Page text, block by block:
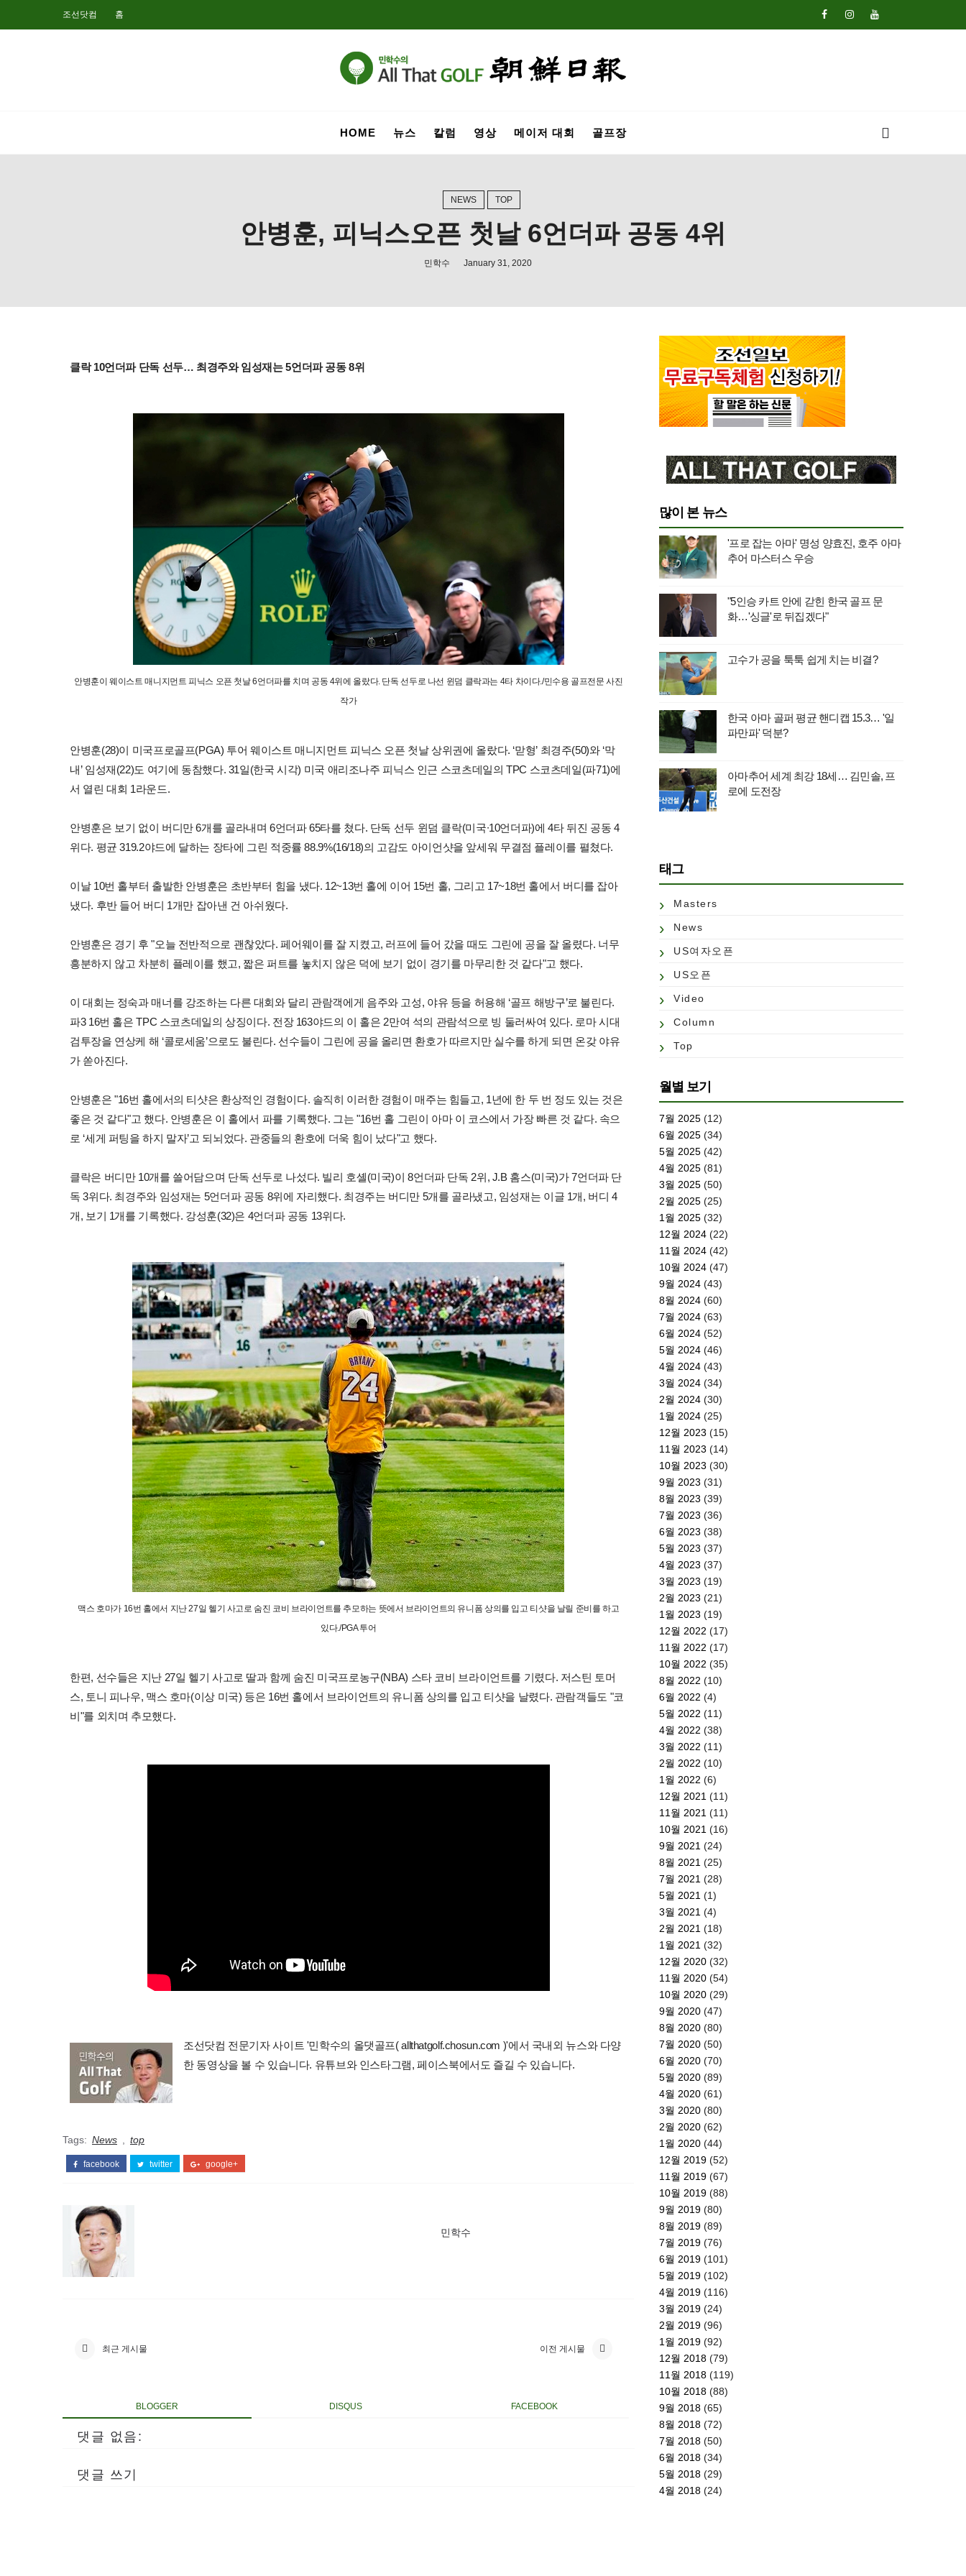
조선닷컴 홈
HOME 뉴스 칼럼 영상 메이저 대회 골프장
NEWS TOP
안병훈, 피닉스오픈 첫날 6언더파 공동 4위
민학수 January 31, 2020
클락 10언더파 단독 선두… 최경주와 임성재는 5언더파 공동 8위
안병훈이 웨이스트 매니지먼트 피닉스 오픈 첫날 6언더파를 치며 공동 4위에 올랐다. 단독 선두로 나선 윈덤 클락과는 4타 차이다./민수용 골프전문 사진
작가
안병훈(28)이 미국프로골프(PGA) 투어 웨이스트 매니지먼트 피닉스 오픈 첫날 상위권에 올랐다. ‘맏형’ 최경주(50)와 ‘막
내’ 임성재(22)도 여기에 동참했다. 31일(한국 시각) 미국 애리조나주 피닉스 인근 스코츠데일의 TPC 스코츠데일(파71)에
서 열린 대회 1라운드.
안병훈은 보기 없이 버디만 6개를 골라내며 6언더파 65타를 쳤다. 단독 선두 윈덤 클락(미국∙10언더파)에 4타 뒤진 공동 4
위다. 평균 319.2야드에 달하는 장타에 그린 적중률 88.9%(16/18)의 고감도 아이언샷을 앞세워 무결점 플레이를 펼쳤다.
이날 10번 홀부터 출발한 안병훈은 초반부터 힘을 냈다. 12~13번 홀에 이어 15번 홀, 그리고 17~18번 홀에서 버디를 잡아
냈다. 후반 들어 버디 1개만 잡아낸 건 아쉬웠다.
안병훈은 경기 후 "오늘 전반적으로 괜찮았다. 페어웨이를 잘 지켰고, 러프에 들어 갔을 때도 그린에 공을 잘 올렸다. 너무
흥분하지 않고 차분히 플레이를 했고, 짧은 퍼트를 놓치지 않은 덕에 보기 없이 경기를 마무리한 것 같다"고 했다.
이 대회는 정숙과 매너를 강조하는 다른 대회와 달리 관람객에게 음주와 고성, 야유 등을 허용해 ‘골프 해방구’로 불린다.
파3 16번 홀은 TPC 스코츠데일의 상징이다. 전장 163야드의 이 홀은 2만여 석의 관람석으로 빙 둘러싸여 있다. 로마 시대
검투장을 연상케 해 ‘콜로세움’으로도 불린다. 선수들이 그린에 공을 올리면 환호가 따르지만 실수를 하게 되면 온갖 야유
가 쏟아진다.
안병훈은 "16번 홀에서의 티샷은 환상적인 경험이다. 솔직히 이러한 경험이 매주는 힘들고, 1년에 한 두 번 정도 있는 것은
좋은 것 같다"고 했다. 안병훈은 이 홀에서 파를 기록했다. 그는 "16번 홀 그린이 아마 이 코스에서 가장 빠른 것 같다. 속으
로 ‘세게 퍼팅을 하지 말자’고 되뇌었다. 관중들의 환호에 더욱 힘이 났다"고 했다.
클락은 버디만 10개를 쓸어담으며 단독 선두로 나섰다. 빌리 호셸(미국)이 8언더파 단독 2위, J.B 홈스(미국)가 7언더파 단
독 3위다. 최경주와 임성재는 5언더파 공동 8위에 자리했다. 최경주는 버디만 5개를 골라냈고, 임성재는 이글 1개, 버디 4
개, 보기 1개를 기록했다. 강성훈(32)은 4언더파 공동 13위다.
맥스 호마가 16번 홀에서 지난 27일 헬기 사고로 숨진 코비 브라이언트를 추모하는 뜻에서 브라이언트의 유니폼 상의를 입고 티샷을 날릴 준비를 하고
있다./PGA 투어
한편, 선수들은 지난 27일 헬기 사고로 딸과 함께 숨진 미국프로농구(NBA) 스타 코비 브라이언트를 기렸다. 저스틴 토머
스, 토니 피나우, 맥스 호마(이상 미국) 등은 16번 홀에서 브라이언트의 유니폼 상의를 입고 티샷을 날렸다. 관람객들도 "코
비"를 외치며 추모했다.
조선닷컴 전문기자 사이트 '민학수의 올댓골프( allthatgolf.chosun.com )'에서 국내외 뉴스와 다양
한 동영상을 볼 수 있습니다. 유튜브와 인스타그램, 페이스북에서도 즐길 수 있습니다.
Tags: News top
facebook twitter google+
민학수
최근 게시물 이전 게시물
BLOGGER DISQUS FACEBOOK
댓글 없음:
댓글 쓰기
많이 본 뉴스
'프로 잡는 아마' 명성 양효진, 호주 아마
추어 마스터스 우승
"5인승 카트 안에 갇힌 한국 골프 문
화…'싱글'로 뒤집겠다"
고수가 공을 툭툭 쉽게 치는 비결?
한국 아마 골퍼 평균 핸디캡 15.3… '일
파만파' 덕분?
아마추어 세계 최강 18세… 김민솔, 프
로에 도전장
태그
Masters
News
US여자오픈
US오픈
Video
Column
Top
월별 보기
7월 2025 (12)
6월 2025 (34)
5월 2025 (42)
4월 2025 (81)
3월 2025 (50)
2월 2025 (25)
1월 2025 (32)
12월 2024 (22)
11월 2024 (42)
10월 2024 (47)
9월 2024 (43)
8월 2024 (60)
7월 2024 (63)
6월 2024 (52)
5월 2024 (46)
4월 2024 (43)
3월 2024 (34)
2월 2024 (30)
1월 2024 (25)
12월 2023 (15)
11월 2023 (14)
10월 2023 (30)
9월 2023 (31)
8월 2023 (39)
7월 2023 (36)
6월 2023 (38)
5월 2023 (37)
4월 2023 (37)
3월 2023 (19)
2월 2023 (21)
1월 2023 (19)
12월 2022 (17)
11월 2022 (17)
10월 2022 (35)
8월 2022 (10)
6월 2022 (4)
5월 2022 (11)
4월 2022 (38)
3월 2022 (11)
2월 2022 (10)
1월 2022 (6)
12월 2021 (11)
11월 2021 (11)
10월 2021 (16)
9월 2021 (24)
8월 2021 (25)
7월 2021 (28)
5월 2021 (1)
3월 2021 (4)
2월 2021 (18)
1월 2021 (32)
12월 2020 (32)
11월 2020 (54)
10월 2020 (29)
9월 2020 (47)
8월 2020 (80)
7월 2020 (50)
6월 2020 (70)
5월 2020 (89)
4월 2020 (61)
3월 2020 (80)
2월 2020 (62)
1월 2020 (44)
12월 2019 (52)
11월 2019 (67)
10월 2019 (88)
9월 2019 (80)
8월 2019 (89)
7월 2019 (76)
6월 2019 (101)
5월 2019 (102)
4월 2019 (116)
3월 2019 (24)
2월 2019 (96)
1월 2019 (92)
12월 2018 (79)
11월 2018 (119)
10월 2018 (88)
9월 2018 (65)
8월 2018 (72)
7월 2018 (50)
6월 2018 (34)
5월 2018 (29)
4월 2018 (24)